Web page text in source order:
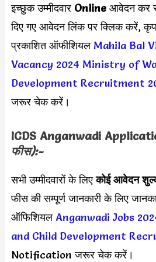
इच्छुक उम्मीदवार Online आवेदन कर
दिए गए आवेदन लिंक पर क्लिक करें,
प्रकाशित ऑफीशियल Mahila Bal
Vacancy 2024 Ministry of
Development Recruitment
जरूर चेक करें।
ICDS Anganwadi
फीस):-
सभी उम्मीदवारों के लिएकोई आवेदन
फीस की सम्पूर्ण जानकारी के लिए
ऑफिशियल Anganwadi Jobs
and Child Development
Notification जरूर चेक करें।